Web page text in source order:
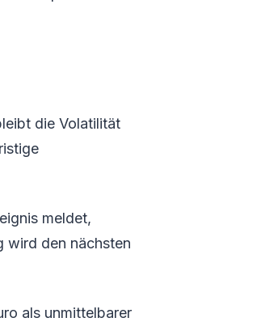
die Volatilität
meldet,
wird den nächsten
als unmittelbarer